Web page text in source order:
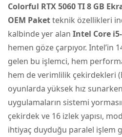
Colorful RTX 5060 TI 8 GB
OEM Paketteknik özellikleri
kalbinde yer alan Intel Core
hemen göze çarpıyor. Intel’in
gelen bu işlemci, hem
hem de verimlilik çekirdekleri
oyunlarda yüksek hız
uygulamaların sistemi
çekirdek ve 16 izlek yapısı,
ihtiyaç duyduğu paralel işlem